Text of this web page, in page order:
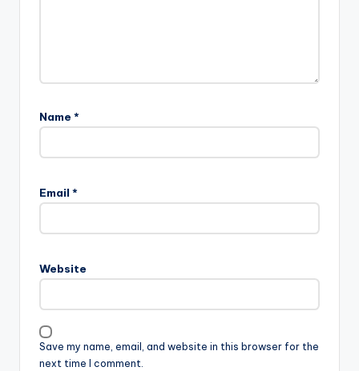
Name *
Email *
Website
Save my name, email, and website in this browser for the
next time I comment.